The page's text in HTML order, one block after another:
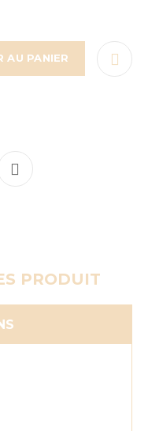
AU PANIER
PRODUIT